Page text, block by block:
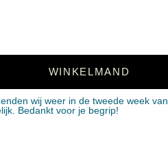
WINKELMAND
wij weer in de tweede week van
Bedankt voor je begrip!